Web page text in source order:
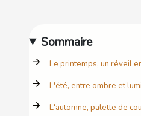
Sommaire
Le printemps, un réveil
L'été, entre ombre et
L'automne, palette de